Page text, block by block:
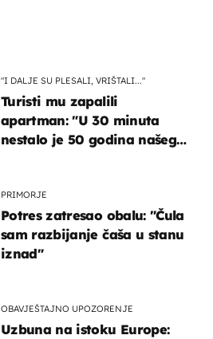
"I DALJE SU PLESALI, VRIŠTALI..."
Turisti mu zapalili
apartman: "U 30 minuta
nestalo je 50 godina našeg
PRIMORJE
Potres zatresao obalu: "Čula
sam razbijanje čaša u stanu
iznad"
OBAVJEŠTAJNO UPOZORENJE
Uzbuna na istoku Europe: